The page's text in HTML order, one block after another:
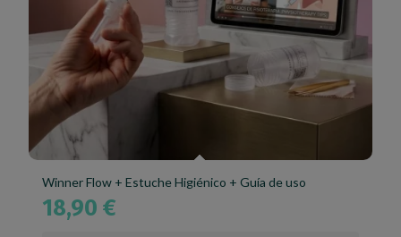
Winner Flow + Estuche Higiénico + Guía de uso
18,90€